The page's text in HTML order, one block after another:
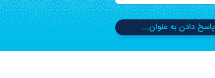
پاسخ دادن به عنوان...